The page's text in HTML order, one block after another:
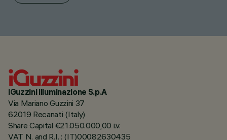
iGuzzini illuminazione S.p.A
Via Mariano Guzzini 37
62019 Recanati (Italy)
Share Capital €21.050.000,00 i.v.
VAT N. and R.I. : (IT)00082630435